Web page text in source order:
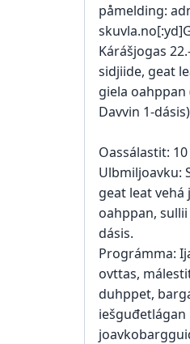
påmelding:
Kárášjogas
sidjiide, geat
giela oahppan
Davvin 1-
Oassálastit: 10
Ulbmiljoavku:
geat leat vehá
oahppan,
dásis.
Prográmma:
ovttas,
duhppet,
iešguđetlágan